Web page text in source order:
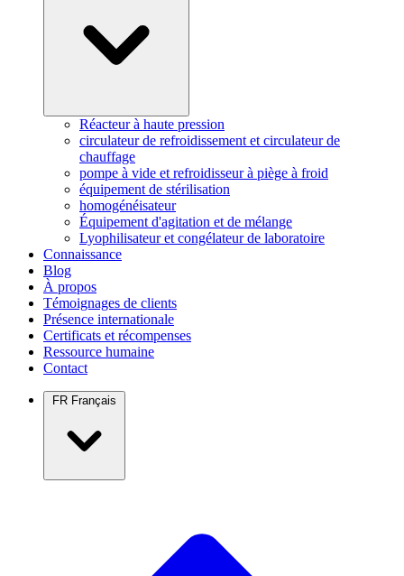
Réacteur à haute pression
circulateur de refroidissement et circulateur de
chauffage
pompe à vide et refroidisseur à piège à froid
équipement de stérilisation
homogénéisateur
Équipement d'agitation et de mélange
Lyophilisateur et congélateur de laboratoire
Connaissance
Blog
À propos
Témoignages de clients
Présence internationale
Certificats et récompenses
Ressource humaine
Contact
FR Français